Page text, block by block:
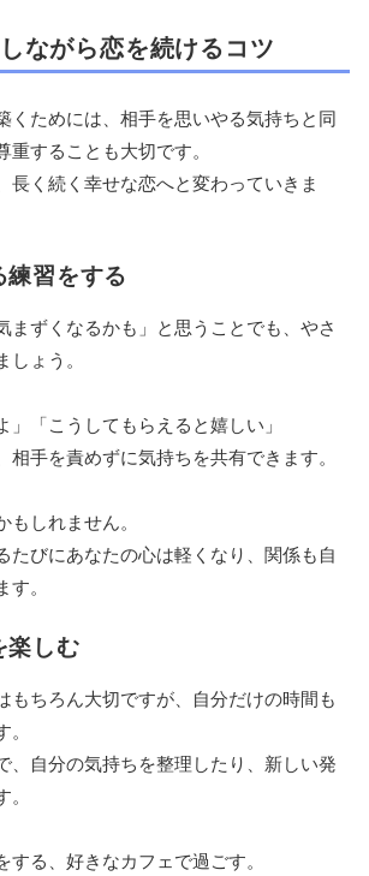
ながら恋を続けるコツ
くためには、相手を思いやる気持ちと同
重することも大切です。
長く続く幸せな恋へと変わっていきま
練習をする
まずくなるかも」と思うことでも、やさ
しょう。
」「こうしてもらえると嬉しい」
相手を責めずに気持ちを共有できます。
しれません。
たびにあなたの心は軽くなり、関係も自
。
楽しむ
もちろん大切ですが、自分だけの時間も
、自分の気持ちを整理したり、新しい発
する、好きなカフェで過ごす。